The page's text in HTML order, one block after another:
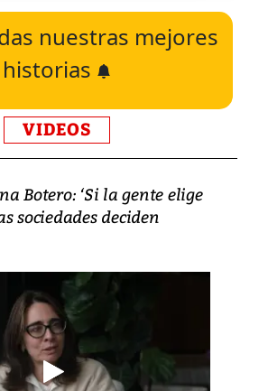
nuestras mejores
historias
VIDEOS
Botero: ‘Si la gente elige
sociedades deciden